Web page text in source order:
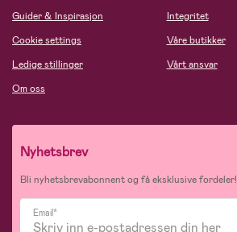
Guider & Inspirasjon
Cookie settings
Ledige stillinger
Om oss
Integritet
Våre butikker
Vårt ansvar
Nyhetsbrev
Bli nyhetsbrevabonnent og få eksklusive fordeler!
Email*